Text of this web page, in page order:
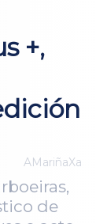
+,
AMariñaXa
de